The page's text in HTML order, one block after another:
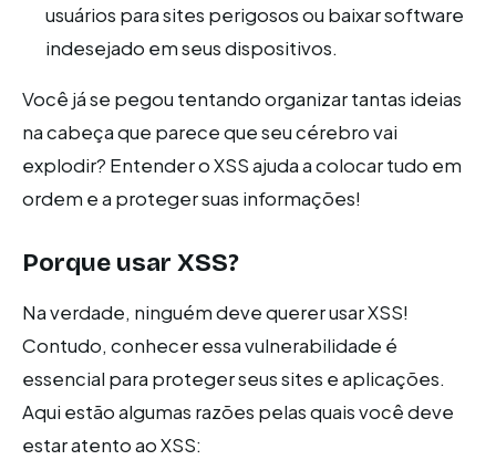
usuários para sites perigosos ou baixar software
indesejado em seus dispositivos.
Você já se pegou tentando organizar tantas ideias
na cabeça que parece que seu cérebro vai
explodir? Entender o XSS ajuda a colocar tudo em
ordem e a proteger suas informações!
Porque usar XSS?
Na verdade, ninguém deve querer usar XSS!
Contudo, conhecer essa vulnerabilidade é
essencial para proteger seus sites e aplicações.
Aqui estão algumas razões pelas quais você deve
estar atento ao XSS: